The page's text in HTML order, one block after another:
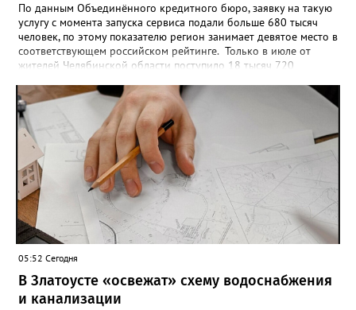
По данным Объединённого кредитного бюро, заявку на такую
услугу с момента запуска сервиса подали больше 680 тысяч
человек, по этому показателю регион занимает девятое место в
соответствующем российском рейтинге. Только в июле от
жителей Челябинской области поступило 18 тысяч 720
снятие. В целом не давать им взаймы сегодня просят 543 с
лишним тысячи человек. Почти 89 тысяч за это время решили
запрет отозвать. При этом, утверждают аналитики бюро,
примерно каждый пятый из тех, кто установил самозапрет,
никогда кредиты не брал, столько же погасили долги недавно,
а больше половины имеют долговые обязательства сейчас.
05:52 Сегодня
В Златоусте «освежат» схему водоснабжения
и канализации